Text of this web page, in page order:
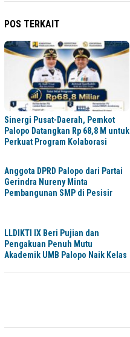
POS TERKAIT
Sinergi Pusat-Daerah, Pemkot
Palopo Datangkan Rp 68,8 M untuk
Perkuat Program Kolaborasi
Anggota DPRD Palopo dari Partai
Gerindra Nureny Minta
Pembangunan SMP di Pesisir
LLDIKTI IX Beri Pujian dan
Pengakuan Penuh Mutu
Akademik UMB Palopo Naik Kelas